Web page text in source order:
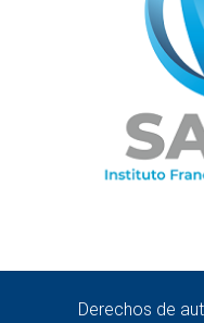
Derechos de